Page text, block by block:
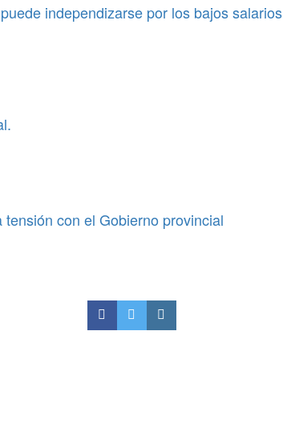
independizarse por los bajos salarios
con el Gobierno provincial
alcoholizados y
de la atención del sistema